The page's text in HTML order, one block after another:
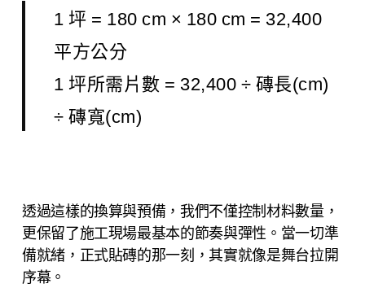
1 坪 = 180 cm × 180 cm = 32,400
平方公分
1 坪所需片數 = 32,400 ÷ 磚長(cm)
÷ 磚寬(cm)
透過這樣的換算與預備，我們不僅控制材料數量，
更保留了施工現場最基本的節奏與彈性。當一切準
備就緒，正式貼磚的那一刻，其實就像是舞台拉開
序幕。